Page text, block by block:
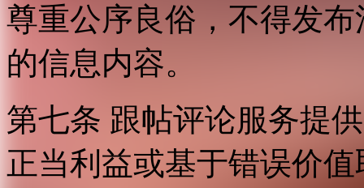
尊重公序良俗，不得发
的信息内容。
第七条 跟帖评论服务提
正当利益或基于错误价